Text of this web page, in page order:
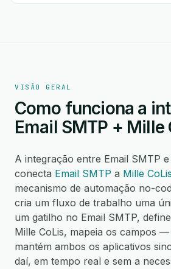
VISÃO GERAL
Como funciona a
Email SMTP + Mille
A integração entre Email SMTP e
conecta Email SMTP a Mille CoLis
mecanismo de automação no-
cria um fluxo de trabalho uma
um gatilho no Email SMTP,
Mille CoLis, mapeia os campos
mantém ambos os aplicativos
daí, em tempo real e sem a